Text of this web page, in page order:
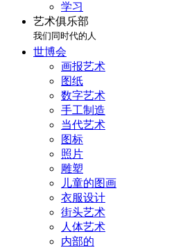
学习
艺术俱乐部
我们同时代的人
世博会
画报艺术
图纸
数字艺术
手工制造
当代艺术
图标
照片
雕塑
儿童的图画
衣服设计
街头艺术
人体艺术
内部的